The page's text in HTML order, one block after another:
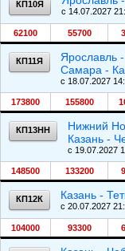
КП10Я
c 14.07.2027
62100 55700
КП11Я
Ярославль
Самара -
c 18.07.2027
173800 155800
КП13НН
Нижний
Казань -
c 19.07.2027
148500 133200
КП12К Казань -
c 20.07.2027
104000 93300